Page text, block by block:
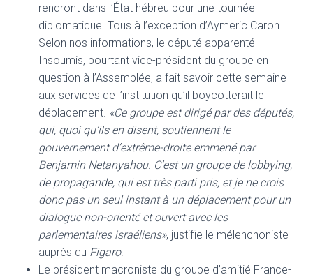
rendront dans l’État hébreu pour une tournée
diplomatique. Tous à l’exception d’Aymeric Caron.
Selon nos informations, le député apparenté
Insoumis, pourtant vice-président du groupe en
question à l’Assemblée, a fait savoir cette semaine
aux services de l’institution qu’il boycotterait le
déplacement. «Ce groupe est dirigé par des députés,
qui, quoi qu’ils en disent, soutiennent le
gouvernement d’extrême-droite emmené par
Benjamin Netanyahou. C’est un groupe de lobbying,
de propagande, qui est très parti pris, et je ne crois
donc pas un seul instant à un déplacement pour un
dialogue non-orienté et ouvert avec les
parlementaires israéliens», justifie le mélenchoniste
auprès du Figaro.
Le président macroniste du groupe d’amitié France-